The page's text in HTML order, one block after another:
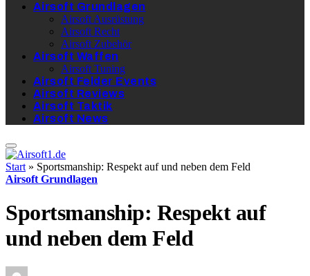
Airsoft Grundlagen
Airsoft Ausrüstung
Airsoft Recht
Airsoft Zubehör
Airsoft Waffen
Airsoft Tuning
Airsoft Felder Events
Airsoft Reviews
Airsoft Taktik
Airsoft News
Start » Sportsmanship: Respekt auf und neben dem Feld
Airsoft Grundlagen
Sportsmanship: Respekt auf
und neben dem Feld